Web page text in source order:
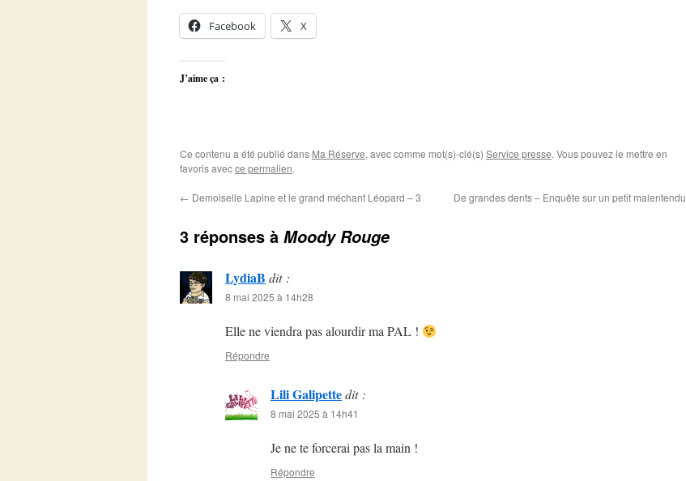
Facebook X
J’aime ça :
Ce contenu a été publié dans Ma Réserve, avec comme mot(s)-clé(s) Service presse. Vous pouvez le mettre en
favoris avecce permalien.
← Demoiselle Lapine et le grand méchant Léopard – 3 De grandes dents – Enquête sur un petit malentendu
3 réponses à Moody Rouge
LydiaB dit :
8 mai 2025 à 14h28
Elle ne viendra pas alourdir ma PAL !
Répondre
Lili Galipettedit :
8 mai 2025 à 14h41
Je ne te forcerai pas la main !
Répondre